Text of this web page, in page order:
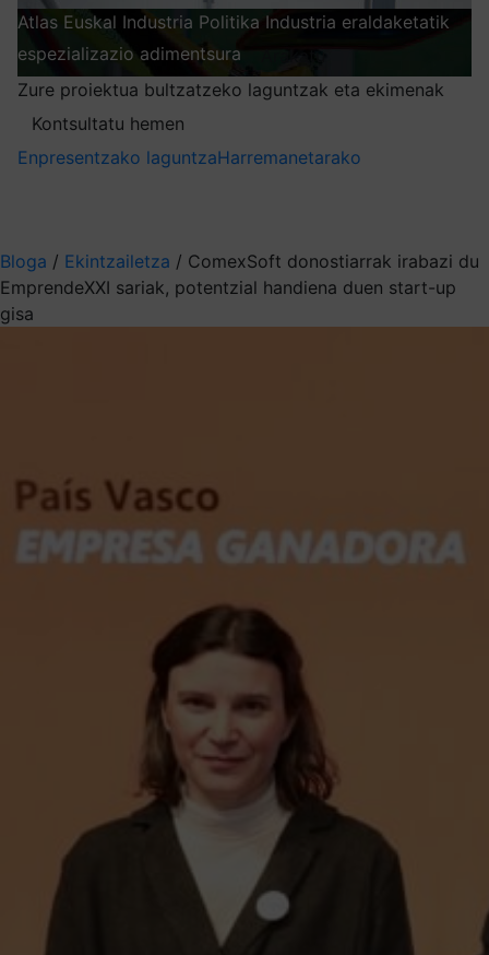
Atlas Euskal Industria Politika Industria eraldaketatik
espezializazio adimentsura
Zure proiektua bultzatzeko laguntzak eta ekimenak
Kontsultatu hemen
Enpresentzako laguntzaHarremanetarako
Bloga / Ekintzailetza / ComexSoft donostiarrak irabazi du
EmprendeXXI sariak, potentzial handiena duen start-up
gisa